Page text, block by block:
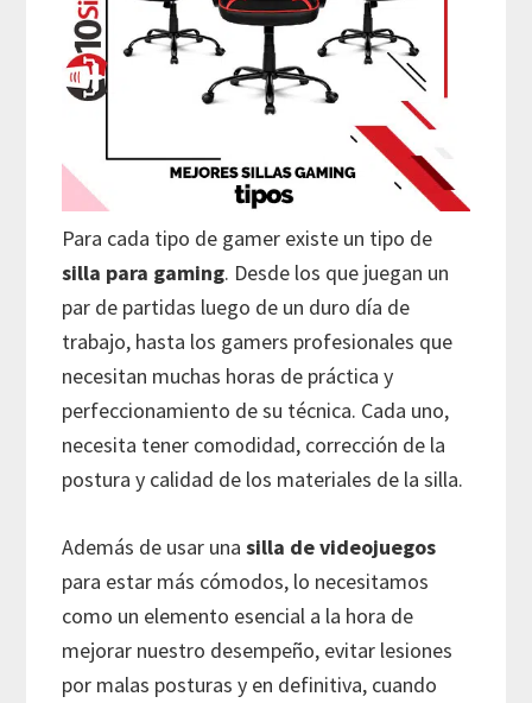
Para cada tipo de gamer existe un tipo de
silla para gaming. Desde los que juegan un
par de partidas luego de un duro día de
trabajo, hasta los gamers profesionales que
necesitan muchas horas de práctica y
perfeccionamiento de su técnica. Cada uno,
necesita tener comodidad, corrección de la
postura y calidad de los materiales de la silla.
Además de usar unasilla de videojuegos
para estar más cómodos, lo necesitamos
como un elemento esencial a la hora de
mejorar nuestro desempeño, evitar lesiones
por malas posturas y en definitiva, cuando